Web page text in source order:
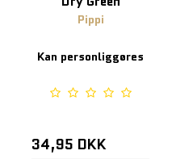
Pippi
Kan personliggøres
34,95 DKK